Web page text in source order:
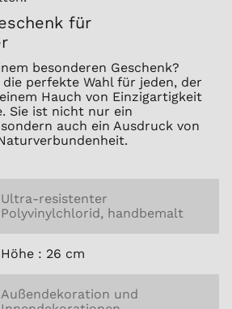
für
besonderen Geschenk?
perfekte Wahl für jeden, der
Hauch von Einzigartigkeit
Sie ist nicht nur ein
auch ein Ausdruck von
Ultra-resistenter
Polyvinylchlorid, handbemalt
Höhe : 26 cm
Außendekoration und